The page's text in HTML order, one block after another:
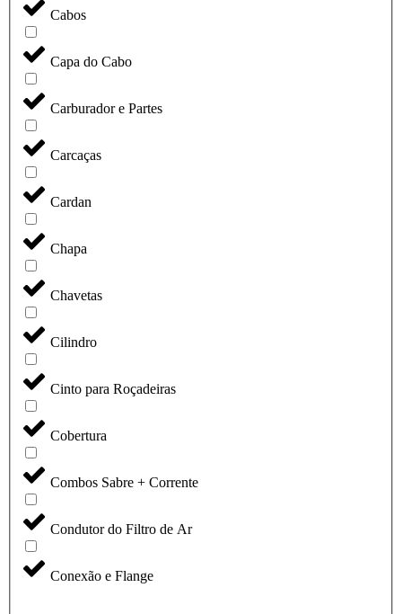
Cabos
Capa do Cabo
Carburador e Partes
Carcaças
Cardan
Chapa
Chavetas
Cilindro
Cinto para Roçadeiras
Cobertura
Combos Sabre + Corrente
Condutor do Filtro de Ar
Conexão e Flange